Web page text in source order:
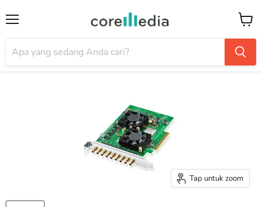
Tap untuk zoom